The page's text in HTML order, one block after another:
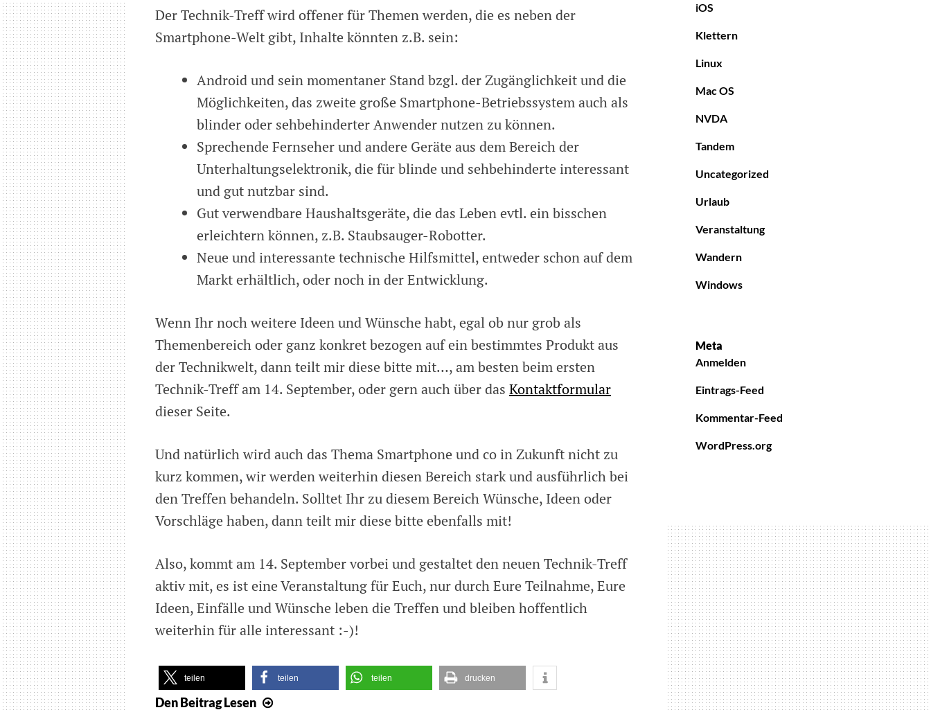
Der Technik-Treff wird offener für Themen werden, die es neben der
Smartphone-Welt gibt, Inhalte könnten z.B. sein:
Android und sein momentaner Stand bzgl. der Zugänglichkeit und die
Möglichkeiten, das zweite große Smartphone-Betriebssystem auch als
blinder oder sehbehinderter Anwender nutzen zu können.
Sprechende Fernseher und andere Geräte aus dem Bereich der
Unterhaltungselektronik, die für blinde und sehbehinderte interessant
und gut nutzbar sind.
Gut verwendbare Haushaltsgeräte, die das Leben evtl. ein bisschen
erleichtern können, z.B. Staubsauger-Robotter.
Neue und interessante technische Hilfsmittel, entweder schon auf dem
Markt erhältlich, oder noch in der Entwicklung.
Wenn Ihr noch weitere Ideen und Wünsche habt, egal ob nur grob als
Themenbereich oder ganz konkret bezogen auf ein bestimmtes Produkt aus
der Technikwelt, dann teilt mir diese bitte mit…, am besten beim ersten
Technik-Treff am 14. September, oder gern auch über das Kontaktformular
dieser Seite.
Und natürlich wird auch das Thema Smartphone und co in Zukunft nicht zu
kurz kommen, wir werden weiterhin diesen Bereich stark und ausführlich bei
den Treffen behandeln. Solltet Ihr zu diesem Bereich Wünsche, Ideen oder
Vorschläge haben, dann teilt mir diese bitte ebenfalls mit!
Also, kommt am 14. September vorbei und gestaltet den neuen Technik-Treff
aktiv mit, es ist eine Veranstaltung für Euch, nur durch Eure Teilnahme, Eure
Ideen, Einfälle und Wünsche leben die Treffen und bleiben hoffentlich
weiterhin für alle interessant :-)!
teilen teilen teilen drucken
Den BeitragLesen
iOS
Klettern
Linux
Mac OS
NVDA
Tandem
Uncategorized
Urlaub
Veranstaltung
Wandern
Windows
Meta
Anmelden
Eintrags-Feed
Kommentar-Feed
WordPress.org